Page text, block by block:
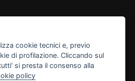
cookie tecnici e, previo
di profilazione. Cliccando sul
si presta il consenso alla
policy